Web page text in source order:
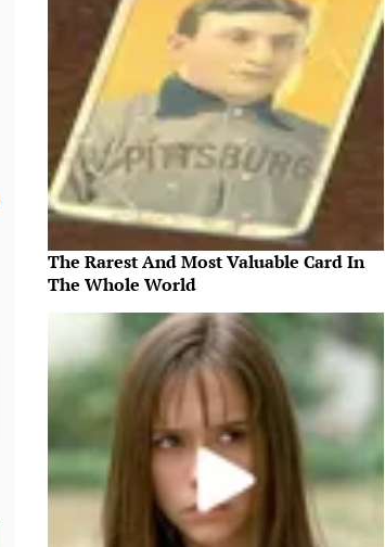
The Rarest And Most Valuable Card In
The Whole World